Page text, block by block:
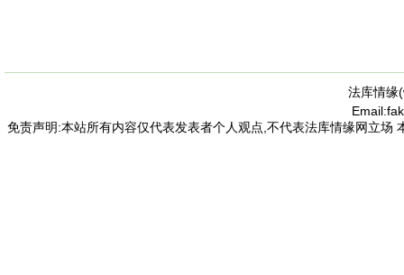
法库情缘(
免责声明:本站所有内容仅代表发表者个人观点,不代表法库情缘网立